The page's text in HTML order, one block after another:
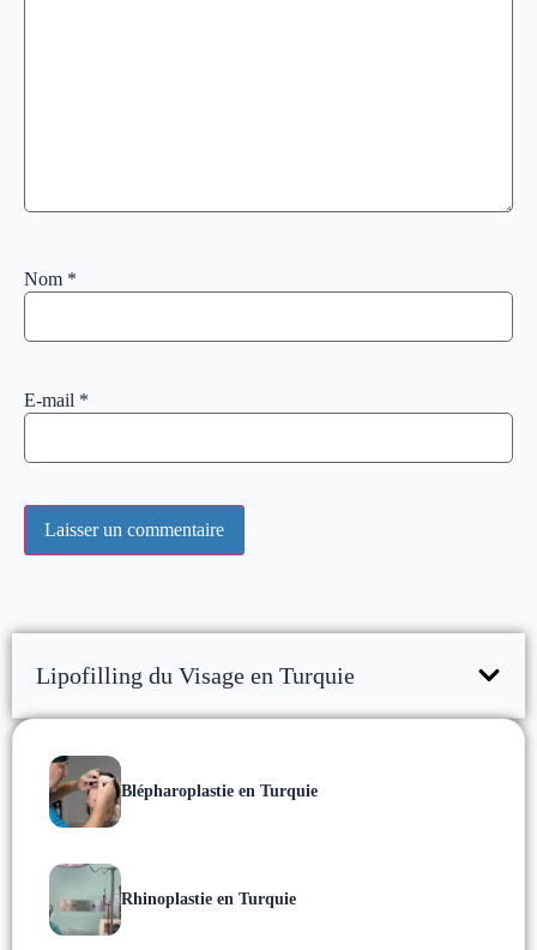
Nom *
E-mail *
Lipofilling du Visage en Turquie
Blépharoplastie en Turquie
Rhinoplastie en Turquie